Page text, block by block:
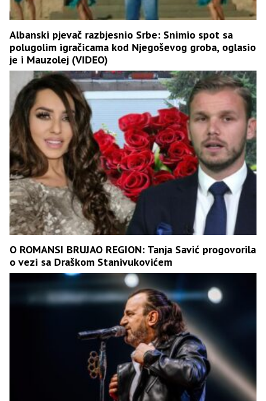
Albanski pjevač razbjesnio Srbe: Snimio spot sa
polugolim igračicama kod Njegoševog groba, oglasio
je i Mauzolej (VIDEO)
O ROMANSI BRUJAO REGION: Tanja Savić progovorila
o vezi sa Draškom Stanivukovićem